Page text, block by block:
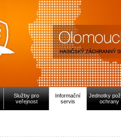
Služby pro
veřejnost
Informační
servis
Jednotky
ochrany